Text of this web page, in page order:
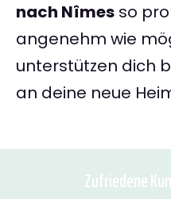
nach Nîmes so
angenehm wie
unterstützen dich
an deine neue
Zufriedene